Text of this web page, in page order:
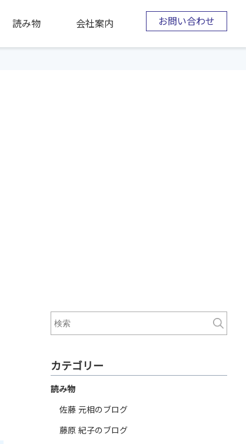
読み物 会社案内 お問い合わせ
カテゴリー
読み物
佐藤 元相のブログ
藤原 紀子のブログ